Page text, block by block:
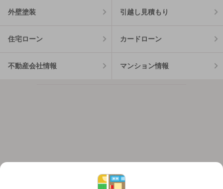
外壁塗装 引越し見積もり
住宅ローン カードローン
不動産会社情報 マンション情報